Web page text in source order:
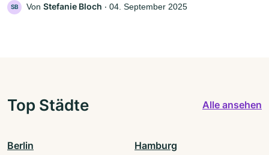
SB Von Stefanie Bloch ‧ 04. September 2025
Top Städte Alle ansehen
Berlin Hamburg